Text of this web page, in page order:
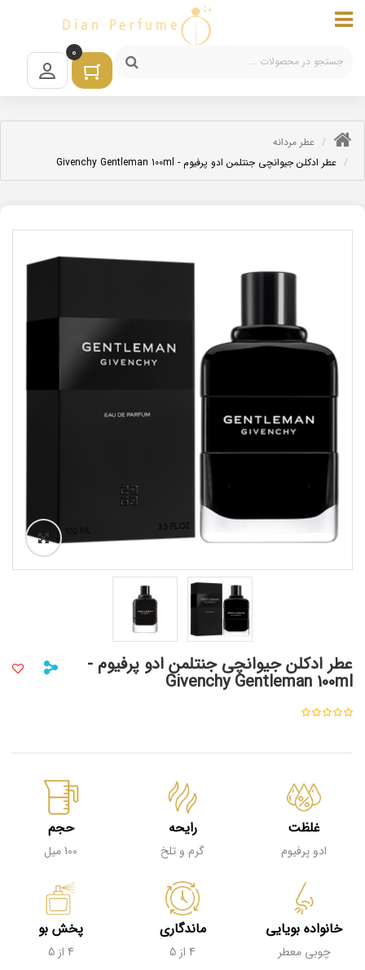
0
عطر مردانه
عطر ادکلن جیوانچی جنتلمن ادو پرفیوم - Givenchy Gentleman 100ml
عطر ادکلن جیوانچی جنتلمن ادو پرفیوم -
Givenchy Gentleman 100ml
غلظت
ادو پرفیوم
رایحه
گرم و تلخ
حجم
100 میل
خانواده بویایی
چوبی معطر
ماندگاری
4 از 5
پخش بو
4 از 5